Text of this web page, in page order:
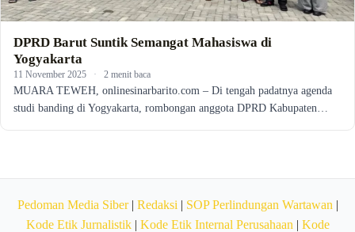
DPRD Barut Suntik Semangat Mahasiswa di
Yogyakarta
11 November 2025 · 2 menit baca
MUARA TEWEH, onlinesinarbarito.com – Di tengah padatnya agenda
studi banding di Yogyakarta, rombongan anggota DPRD Kabupaten…
Pedoman Media Siber| Redaksi | SOP Perlindungan Wartawan |
Kode Etik Jurnalistik| Kode Etik Internal Perusahaan | Kode